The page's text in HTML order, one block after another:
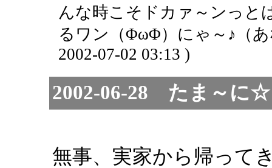
んな時こそドカァ～ンっと
るワン（ΦωΦ）にゃ～♪（
2002-07-02 03:13 )
2002-06-28 たま～に
無事、実家から帰って